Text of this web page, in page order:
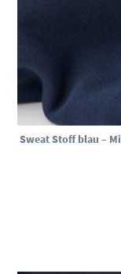
Sweat Stoff blau –